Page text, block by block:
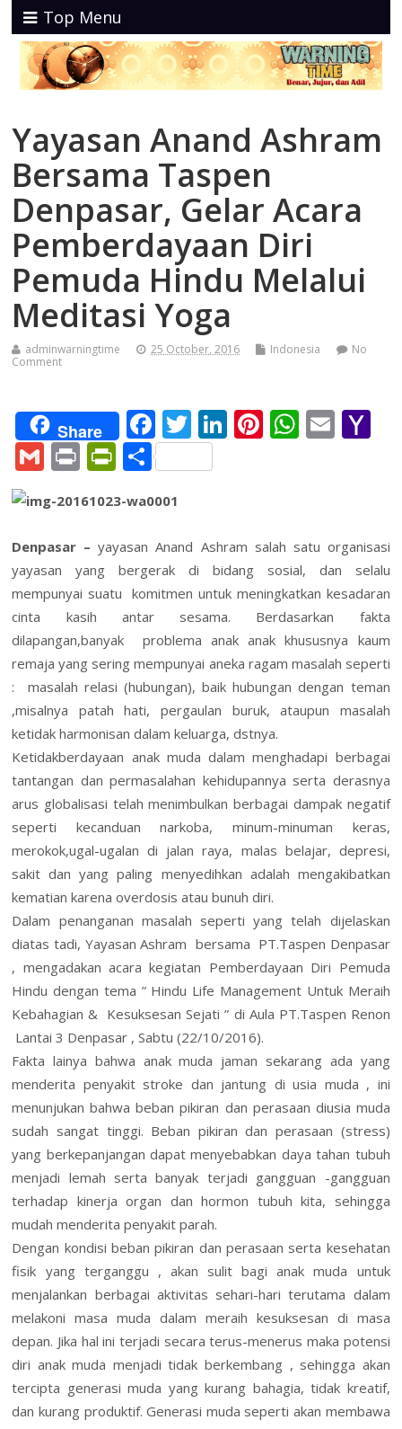
Top Menu
Yayasan Anand Ashram
Bersama Taspen
Denpasar, Gelar Acara
Pemberdayaan Diri
Pemuda Hindu Melalui
Meditasi Yoga
adminwarningtime 25 October, 2016 Indonesia
No
Comment
Share F
ac
e
b
o
o
k
T
w
itt
Li
dI
n
Pi
st
W
A
p
p
E
o
M
ai
l
G
ai
l
Pr
t
Pr
tF
ri
e
n
dl
y
S
ar
e
Denpasar – yayasan Anand Ashram salah satu organisasi
yayasan yang bergerak di bidang sosial, dan selalu
mempunyai suatu komitmen untuk meningkatkan kesadaran
cinta kasih antar sesama. Berdasarkan fakta
dilapangan,banyak problema anak anak khususnya kaum
remaja yang sering mempunyai aneka ragam masalah seperti
: masalah relasi (hubungan), baik hubungan dengan teman
,misalnya patah hati, pergaulan buruk, ataupun masalah
ketidak harmonisan dalam keluarga, dstnya.
Ketidakberdayaan anak muda dalam menghadapi berbagai
tantangan dan permasalahan kehidupannya serta derasnya
arus globalisasi telah menimbulkan berbagai dampak negatif
seperti kecanduan narkoba, minum-minuman keras,
merokok,ugal-ugalan di jalan raya, malas belajar, depresi,
sakit dan yang paling menyedihkan adalah mengakibatkan
kematian karena overdosis atau bunuh diri.
Dalam penanganan masalah seperti yang telah dijelaskan
diatas tadi, Yayasan Ashram bersama PT.Taspen Denpasar
, mengadakan acara kegiatan Pemberdayaan Diri Pemuda
Hindu dengan tema ” Hindu Life Management Untuk Meraih
Kebahagian & Kesuksesan Sejati ” di Aula PT.Taspen Renon
Lantai 3 Denpasar , Sabtu (22/10/2016).
Fakta lainya bahwa anak muda jaman sekarang ada yang
menderita penyakit stroke dan jantung di usia muda , ini
menunjukan bahwa beban pikiran dan perasaan diusia muda
sudah sangat tinggi. Beban pikiran dan perasaan (stress)
yang berkepanjangan dapat menyebabkan daya tahan tubuh
menjadi lemah serta banyak terjadi gangguan -gangguan
terhadap kinerja organ dan hormon tubuh kita, sehingga
mudah menderita penyakit parah.
Dengan kondisi beban pikiran dan perasaan serta kesehatan
fisik yang terganggu , akan sulit bagi anak muda untuk
menjalankan berbagai aktivitas sehari-hari terutama dalam
melakoni masa muda dalam meraih kesuksesan di masa
depan. Jika hal ini terjadi secara terus-menerus maka potensi
diri anak muda menjadi tidak berkembang , sehingga akan
tercipta generasi muda yang kurang bahagia, tidak kreatif,
dan kurang produktif. Generasi muda seperti akan membawa